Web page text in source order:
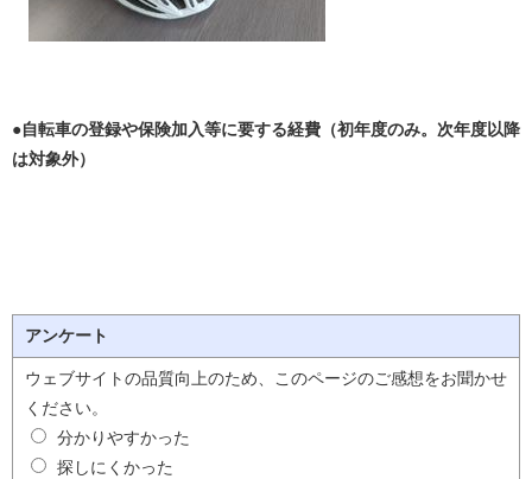
●自転車の登録や保険加入等に要する経費（初年度のみ。次年度以降
は対象外）
アンケート
ウェブサイトの品質向上のため、このページのご感想をお聞かせ
ください。
分かりやすかった
探しにくかった